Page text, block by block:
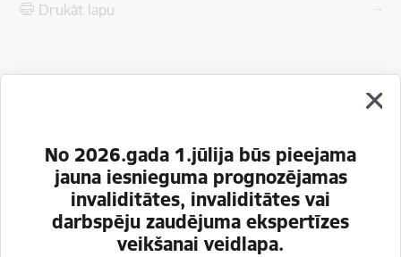
No 2026.gada 1.jūlija būs pieejama
jauna iesnieguma prognozējamas
invaliditātes, invaliditātes vai
darbspēju zaudējuma ekspertīzes
veikšanai veidlapa.
Drukāt lapu